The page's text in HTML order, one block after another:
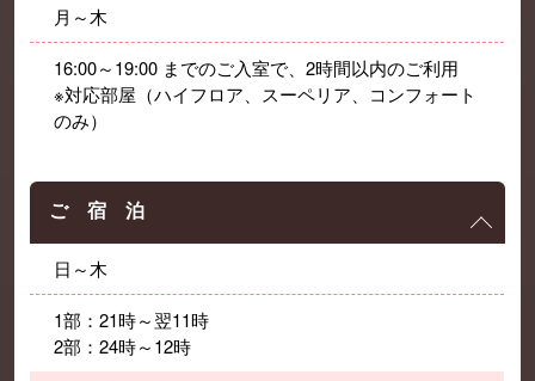
月～木
16:00～19:00 までのご入室で、2時間以内のご利用
※対応部屋（ハイフロア、スーペリア、コンフォート
のみ）
ご 宿 泊
日～木
1部：21時～翌11時
2部：24時～12時